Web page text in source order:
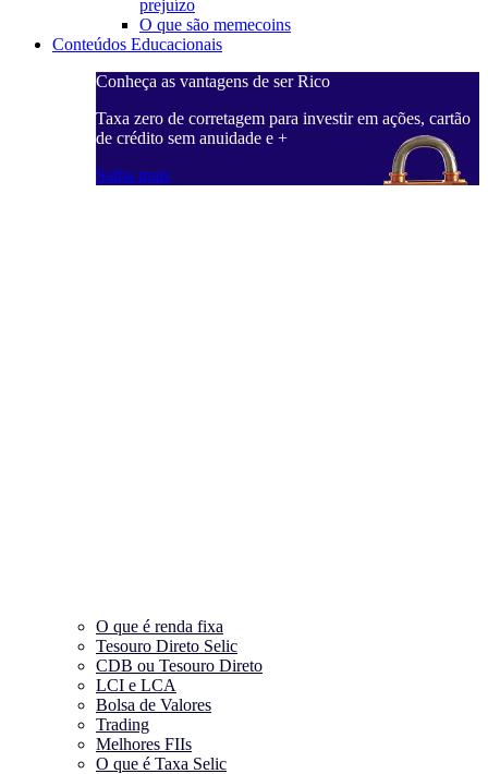
prejuízo
O que são memecoins
Conteúdos Educacionais
Conheça as vantagens de ser Rico
Taxa zero de corretagem para investir em ações, cartão
de crédito sem anuidade e +
Saiba mais
O que é renda fixa
Tesouro Direto Selic
CDB ou Tesouro Direto
LCI e LCA
Bolsa de Valores
Trading
Melhores FIIs
O que é Taxa Selic